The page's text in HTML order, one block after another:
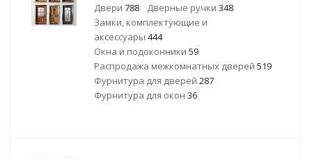
Двери 788 Дверные ручки 348
Замки, комплектующие и
аксессуары 444
Окна и подоконники 59
Распродажа межкомнатных дверей 519
Фурнитура для дверей 287
Фурнитура для окон 36